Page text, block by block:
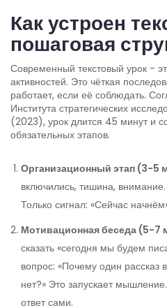
Как устроен
пошаговая
Современный текстовый урок -
активностей. Это чёткая
работает, если её соблюдать.
Института стратегических
(2023), урок длится 45 минут и
обязательных этапов.
Организационный этап (3-5
включились, тишина,
Только сигнал: «Сейчас
Мотивационная беседа (5-7
сказать «сегодня мы будем
вопрос: «Почему один рассказ
нет?» Это запускает
ответ сами.